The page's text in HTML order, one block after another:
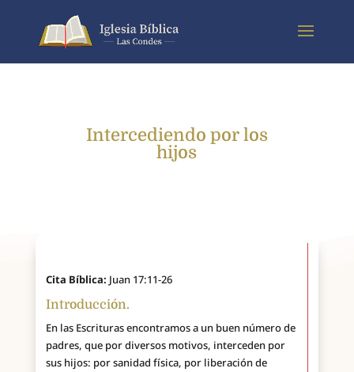
Intercediendo por los
hijos
Cita Bíblica: Juan 17:11-26
Introducción.
En las Escrituras encontramos a un buen número de
padres, que por diversos motivos, interceden por
sus hijos: por sanidad física, por liberación de